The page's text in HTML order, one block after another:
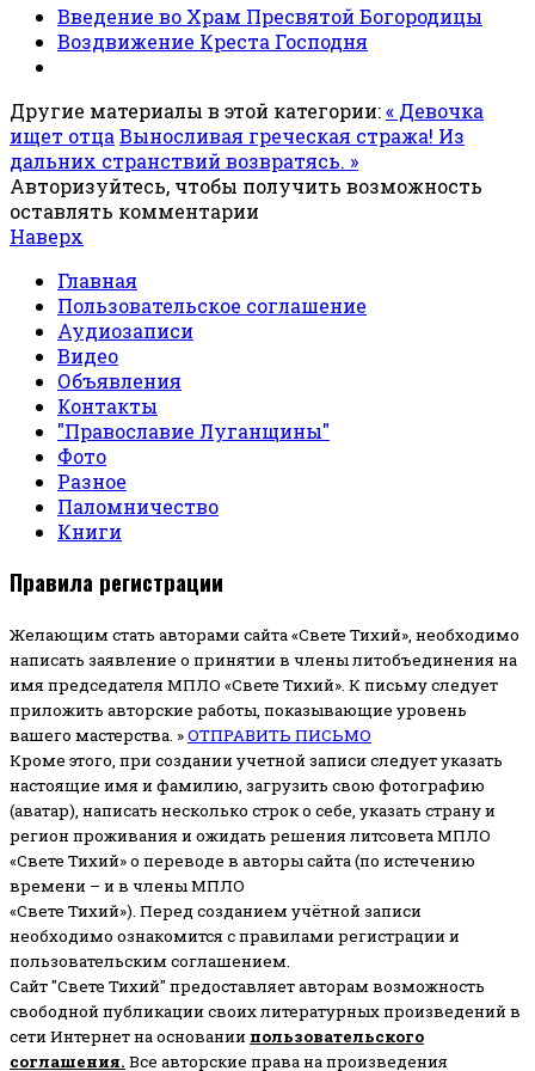
Введение во Храм Пресвятой Богородицы
Воздвижение Креста Господня
Другие материалы в этой категории:« Девочка
ищет отца Выносливая греческая стража! Из
дальних странствий возвратясь. »
Авторизуйтесь, чтобы получить возможность
оставлять комментарии
Наверх
Главная
Пользовательское соглашение
Аудиозаписи
Видео
Объявления
Контакты
"Православие Луганщины"
Фото
Разное
Паломничество
Книги
Правила регистрации
Желающим стать авторами сайта «Свете Тихий», необходимо
написать заявление о принятии в члены литобъединения на
имя председателя МПЛО «Свете Тихий». К письму следует
приложить авторские работы, показывающие уровень
вашего мастерства. »ОТПРАВИТЬ ПИСЬМО
Кроме этого, при создании учетной записи следует указать
настоящие имя и фамилию, загрузить свою фотографию
(аватар), написать несколько строк о себе, указать страну и
регион проживания и ожидать решения литсовета МПЛО
«Свете Тихий» о переводе в авторы сайта (по истечению
времени – и в члены МПЛО
«Свете Тихий»). Перед созданием учётной записи
необходимо ознакомится с правилами регистрации и
пользовательским соглашением.
Сайт "Свете Тихий" предоставляет авторам возможность
свободной публикации своих литературных произведений в
сети Интернет на основании пользовательского
соглашения. Все авторские права на произведения